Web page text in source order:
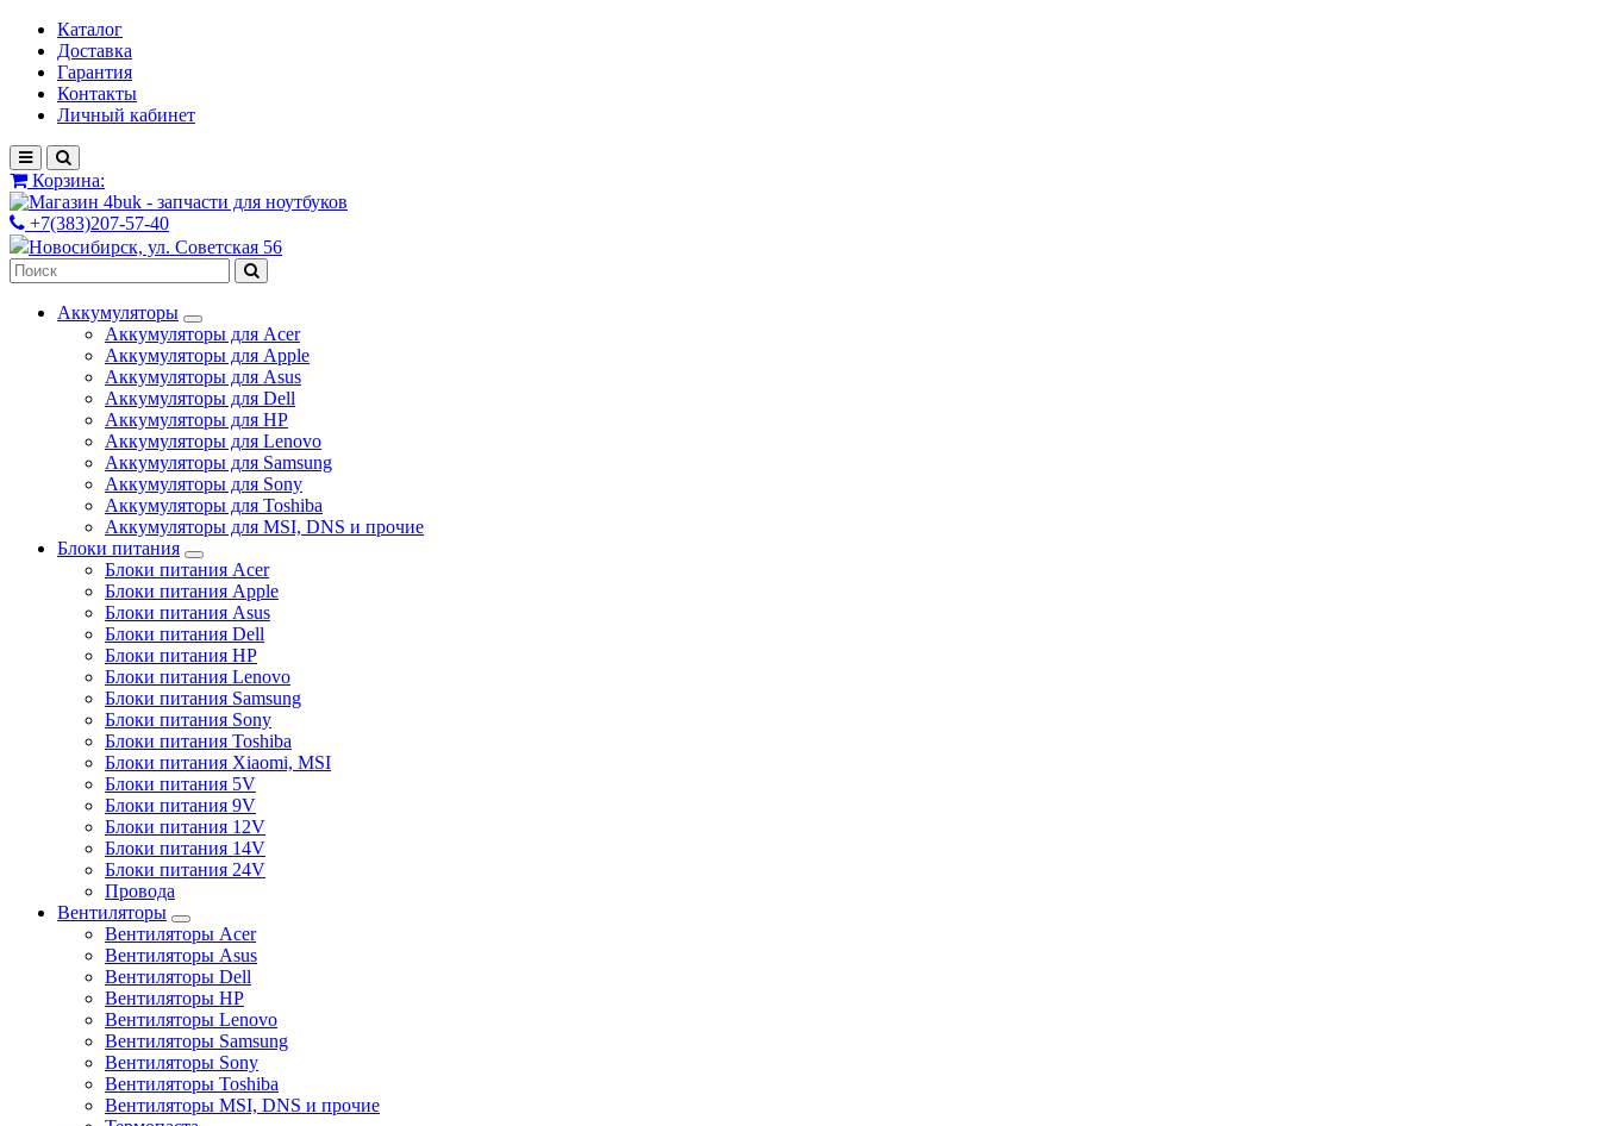
Каталог
Доставка
Гарантия
Контакты
Личный кабинет
Корзина:
+7(383)207-57-40
Новосибирск, ул. Советская 56
Аккумуляторы
Аккумуляторы для Acer
Аккумуляторы для Apple
Аккумуляторы для Asus
Аккумуляторы для Dell
Аккумуляторы для HP
Аккумуляторы для Lenovo
Аккумуляторы для Samsung
Аккумуляторы для Sony
Аккумуляторы для Toshiba
Аккумуляторы для MSI, DNS и прочие
Блоки питания
Блоки питания Acer
Блоки питания Apple
Блоки питания Asus
Блоки питания Dell
Блоки питания HP
Блоки питания Lenovo
Блоки питания Samsung
Блоки питания Sony
Блоки питания Toshiba
Блоки питания Xiaomi, MSI
Блоки питания 5V
Блоки питания 9V
Блоки питания 12V
Блоки питания 14V
Блоки питания 24V
Провода
Вентиляторы
Вентиляторы Acer
Вентиляторы Asus
Вентиляторы Dell
Вентиляторы HP
Вентиляторы Lenovo
Вентиляторы Samsung
Вентиляторы Sony
Вентиляторы Toshiba
Вентиляторы MSI, DNS и прочие